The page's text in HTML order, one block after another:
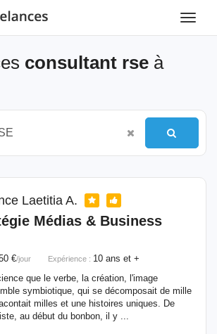
Toggle
consultant rse à
Laetitia A.
Médias & Business
€/jour Expérience : 10 ans et +
que le verbe, la création, l'image
symbiotique, qui se décomposait de mille
milles et une histoires uniques. De
au début du bonbon, il y ...